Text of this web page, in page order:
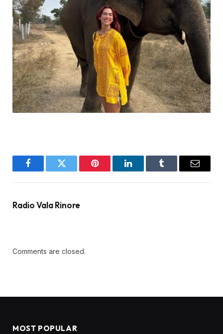
FacebookTwitter Pinterest LinkedInTumblr Email
Radio Vala Rinore
Comments are closed.
MOST POPULAR